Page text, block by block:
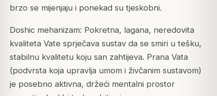
brzo se mijenjaju i ponekad su tjeskobni.
Doshic mehanizam: Pokretna, lagana, neredovita
kvaliteta Vate sprječava sustav da se smiri u tešku,
stabilnu kvalitetu koju san zahtijeva. Prana Vata
(podvrsta koja upravlja umom i živčanim sustavom)
je posebno aktivna, držeći mentalni prostor